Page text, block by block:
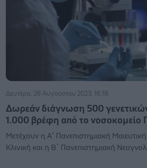
Δευτέρα, 28 Αυγούστου 2023, 16:18
Δωρεάν διάγνωση 500
1.000 βρέφη από το νοσοκομείο
Mετέχουν η Α’ Πανεπιστημιακή
Κλινική και η Β΄ Πανεπιστημιακή